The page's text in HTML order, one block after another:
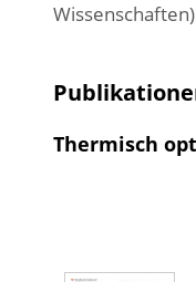
Wissenschaften)
Thermisch